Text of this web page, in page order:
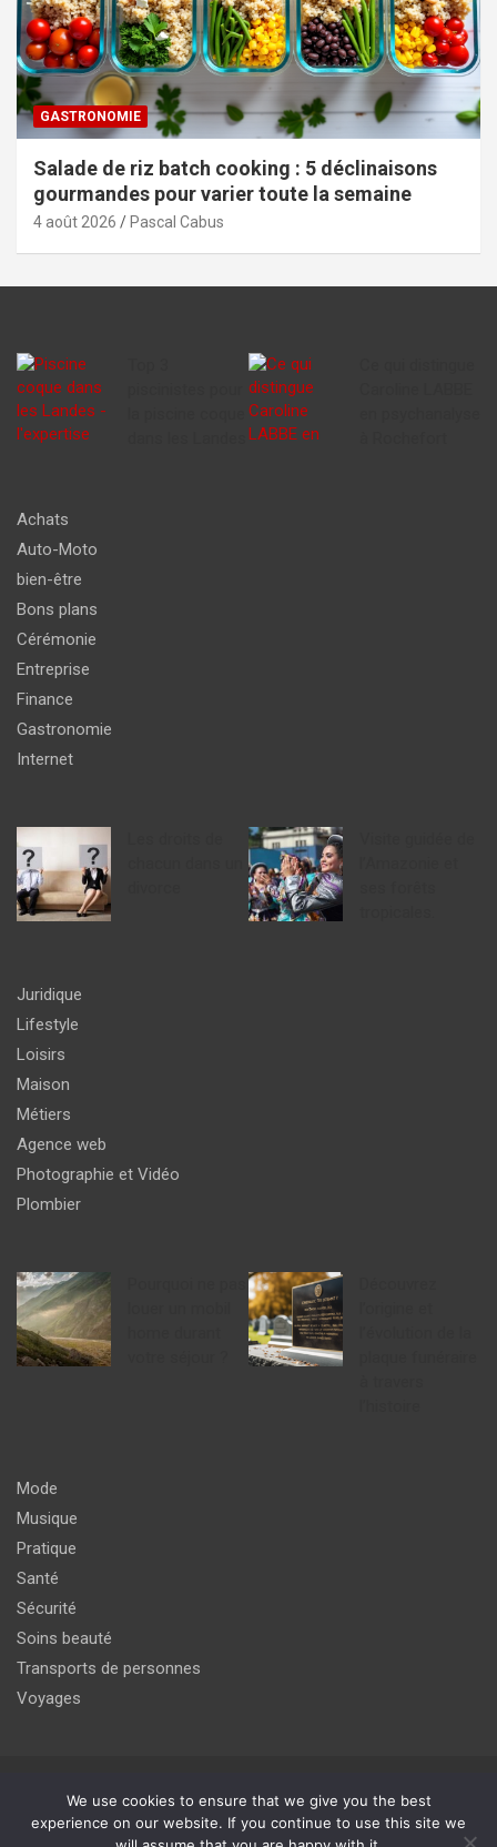
GASTRONOMIE
Salade de riz batch cooking : 5 déclinaisons
gourmandes pour varier toute la semaine
4 août 2026 Pascal Cabus
Achats
Auto-Moto
bien-être
Bons plans
Cérémonie
Entreprise
Finance
Gastronomie
Internet
Juridique
Lifestyle
Loisirs
Maison
Métiers
Agence web
Photographie et Vidéo
Plombier
Mode
Musique
Pratique
Santé
Sécurité
Soins beauté
Transports de personnes
Voyages
Copyright © 2026agir pour un meilleur avenir du monde de
l'internet
We use cookies to ensure that we give you the best
experience on our website. If you continue to use this site we